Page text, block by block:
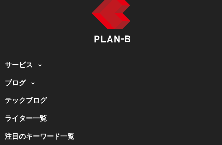
サービス
ブログ
テックブログ
ライター一覧
注目のキーワード一覧